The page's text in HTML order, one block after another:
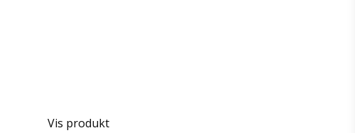
Vis produkt